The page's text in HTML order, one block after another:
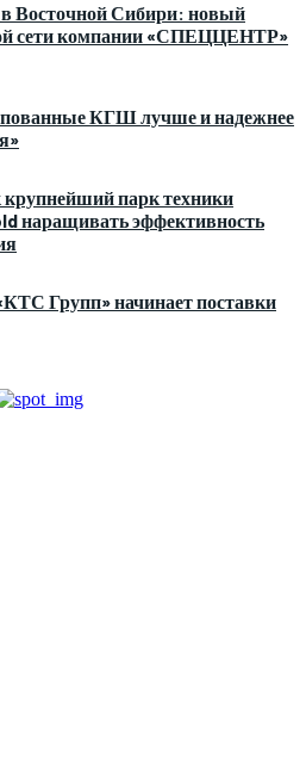
в Восточной Сибири: новый
сети компании «СПЕЦЦЕНТР»
КГШ лучше и надежнее
парк техники
наращивать эффективность
Групп» начинает поставки